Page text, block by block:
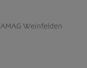
AMAG Weinfelden